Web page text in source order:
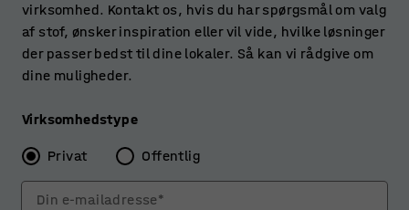
virksomhed. Kontakt os, hvis du har spørgsmål om valg
af stof, ønsker inspiration eller vil vide, hvilke løsninger
der passer bedst til dine lokaler. Så kan vi rådgive om
dine muligheder.
Virksomhedstype
Privat Offentlig
Din e-mailadresse*